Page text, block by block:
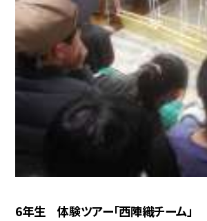
6年生 体験ツアー「西陣織チーム」